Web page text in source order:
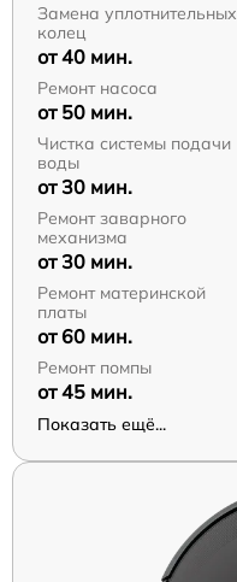
Замена уплотнительных
колец
от 40 мин.
Ремонт насоса
от 50 мин.
Чистка системы подачи
воды
от 30 мин.
Ремонт заварного
механизма
от 30 мин.
Ремонт материнской
платы
от 60 мин.
Ремонт помпы
от 45 мин.
Показать ещё...